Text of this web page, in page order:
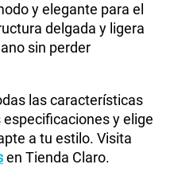
Si
y elegante para el
delgada y ligera
sin perder
las características
y elige
a tu estilo. Visita
en Tienda Claro.